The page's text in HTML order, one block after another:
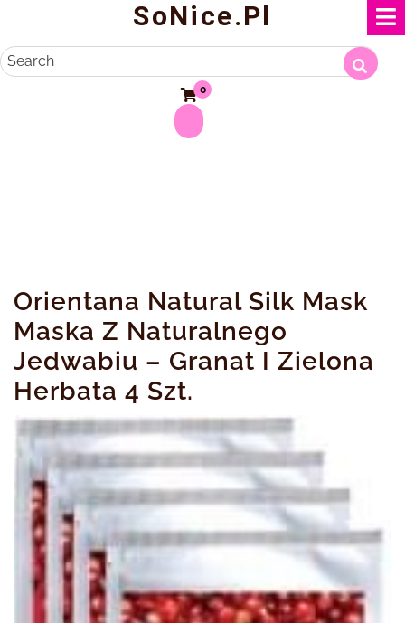
content
SoNice.pl
Search
0
Orientana Natural Silk Mask
Maska Z Naturalnego
Jedwabiu – Granat I Zielona
Herbata 4 Szt.